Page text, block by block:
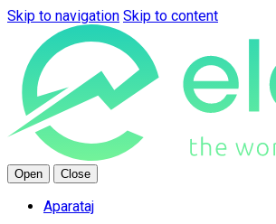
Skip to navigation Skip to content
Open Close
Aparataj